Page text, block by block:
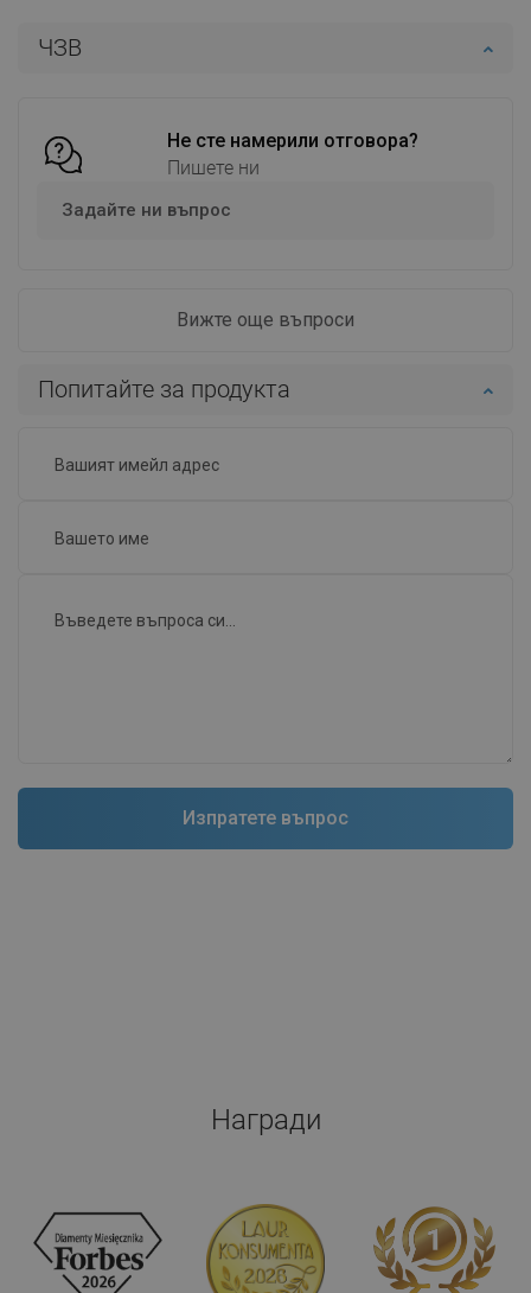
ЧЗВ
Не сте намерили отговора?
Пишете ни
Задайте ни въпрос
Вижте още въпроси
Попитайте за продукта
Добави в количката Добави в количката
Награди